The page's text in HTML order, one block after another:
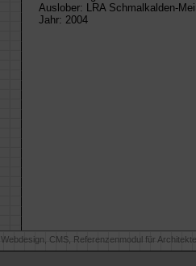
Auslober: LRA Schmalkalden-
Jahr: 2004
Webdesign, CMS, Referenzenmodul für